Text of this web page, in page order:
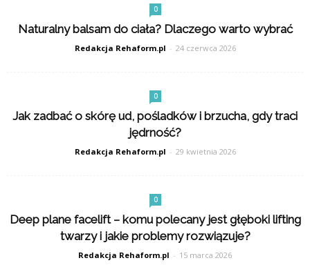
0
Naturalny balsam do ciała? Dlaczego warto wybrać
Redakcja Rehaform.pl - 24 czerwca 2026
0
Jak zadbać o skórę ud, pośladków i brzucha, gdy traci
jędrność?
Redakcja Rehaform.pl - 29 kwietnia 2026
0
Deep plane facelift – komu polecany jest głęboki lifting
twarzy i jakie problemy rozwiązuje?
Redakcja Rehaform.pl - 15 marca 2026